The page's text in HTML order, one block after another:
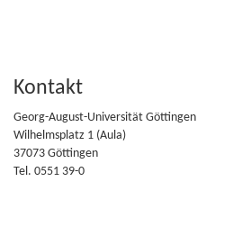
Kontakt
Georg-August-Universität Göttingen
Wilhelmsplatz 1 (Aula)
37073 Göttingen
Tel. 0551 39-0